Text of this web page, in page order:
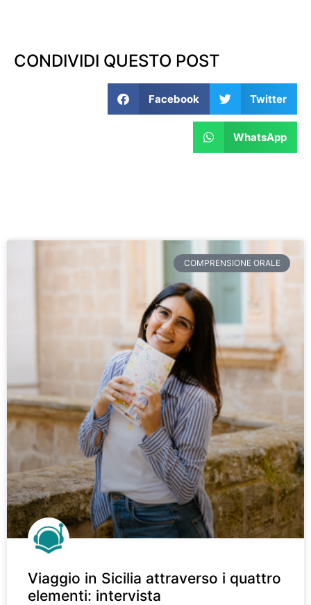
CONDIVIDI QUESTO POST
Facebook Twitter
WhatsApp
COMPRENSIONE ORALE
Viaggio in Sicilia attraverso i quattro
elementi: intervista